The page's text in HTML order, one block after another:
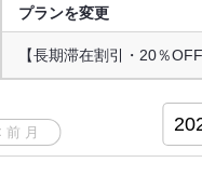
プランを変更
1日1組限定 1棟貸切ゲストハ
【長期滞在割引・10％OFF
【長期滞在割引・20％